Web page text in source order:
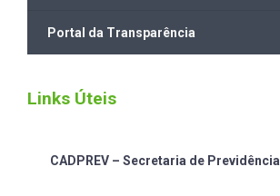
Portal da Transparência
Links Úteis
CADPREV – Secretaria de Previdência